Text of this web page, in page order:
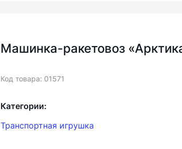
Машинка-ракетовоз
Код товара: 01571
Категории:
Транспортная игрушка